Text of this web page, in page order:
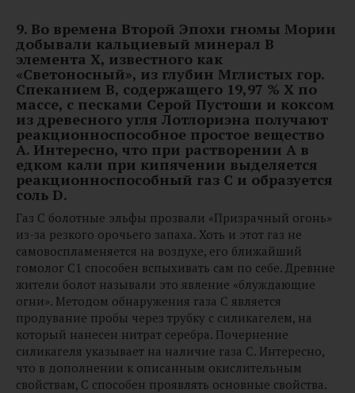
9. Во времена Второй Эпохи гномы Мории
добывали кальциевый минерал B
элемента X, известного как
«Светоносный», из глубин Мглистых гор.
Спеканием B, содержащего 19,97 % Х по
массе, с песками Серой Пустоши и коксом
из древесного угля Лотлориэна получают
реакционноспособное простое вещество
A. Интересно, что при растворении A в
едком кали при кипячении выделяется
реакционноспособный газ C и образуется
соль D.
Газ С болотные эльфы прозвали «Призрачный огонь»
из-за резкого орочьего запаха. Хоть и этот газ не
самовоспламеняется на воздухе, его ближайший
гомолог C1 способен вспыхивать сам по себе. Древние
жители болот называли это явление «блуждающие
огни». Методом обнаружения газа C является
продувание пробы через трубку с силикагелем, на
который нанесен нитрат серебра. Почернение
силикагеля указывает на наличие газа C. Интересно,
что в дополнении к описанным окислительным
свойствам, C способен проявлять основные свойства.